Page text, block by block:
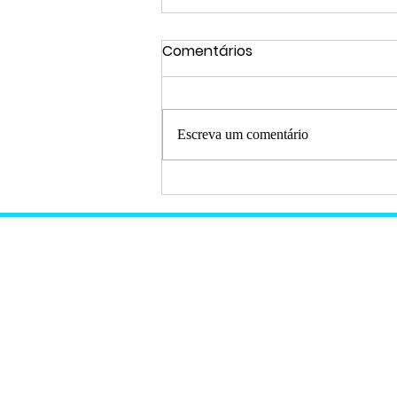
Entre Rios sedia encontro
da primeira Câmara
Comentários
Escreva um comentário